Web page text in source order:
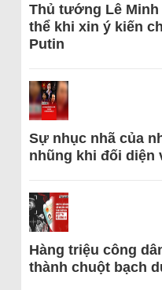
Thủ tướng Lê
thể khi xin ý kiến
Putin
Sự nhục nhã của
nhũng khi đối diện
Hàng triệu công
thành chuột bạch